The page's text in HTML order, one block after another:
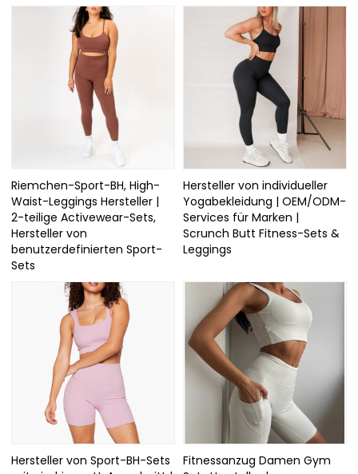
Riemchen-Sport-BH, High-
Waist-Leggings Hersteller |
2-teilige Activewear-Sets,
Hersteller von
benutzerdefinierten Sport-
Sets
Hersteller von individueller
Yogabekleidung | OEM/ODM-
Services für Marken |
Scrunch Butt Fitness-Sets &
Leggings
Hersteller von Sport-BH-Sets
Fitnessanzug Damen Gym